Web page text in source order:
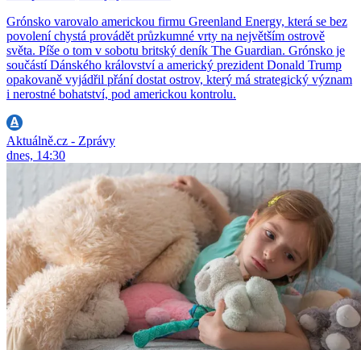
Grónsko varovalo americkou firmu Greenland Energy, která se bez
povolení chystá provádět průzkumné vrty na největším ostrově
světa. Píše o tom v sobotu britský deník The Guardian. Grónsko je
součástí Dánského království a americký prezident Donald Trump
opakovaně vyjádřil přání dostat ostrov, který má strategický význam
i nerostné bohatství, pod americkou kontrolu.
Aktuálně.cz - Zprávy
dnes, 14:30